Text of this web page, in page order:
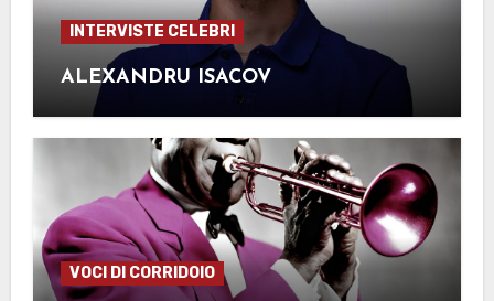
INTERVISTE CELEBRI
ALEXANDRU ISACOV
VOCI DI CORRIDOIO